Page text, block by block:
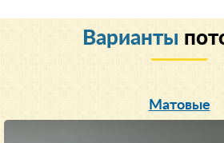
Варианты
Матовые